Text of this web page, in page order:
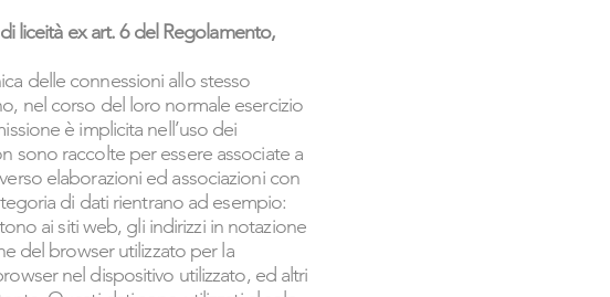
liceità ex art. 6 del Regolamento,
delle connessioni allo stesso
nel corso del loro normale esercizio
è implicita nell’uso dei
sono raccolte per essere associate a
elaborazioni ed associazioni con
di dati rientrano ad esempio:
ai siti web, gli indirizzi in notazione
del browser utilizzato per la
nel dispositivo utilizzato, ed altri